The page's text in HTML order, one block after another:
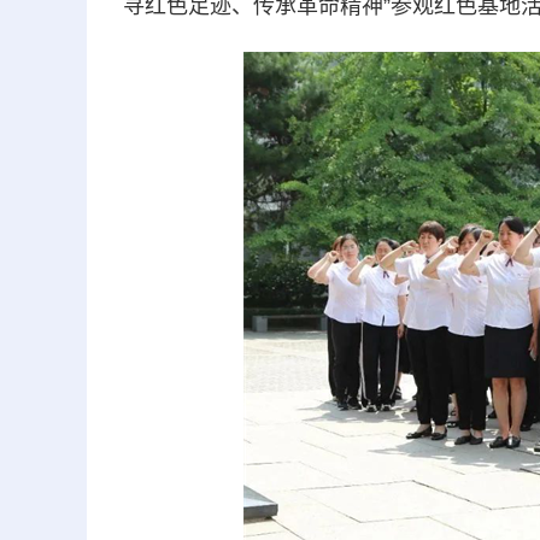
寻红色足迹、传承革命精神”参观红色基地